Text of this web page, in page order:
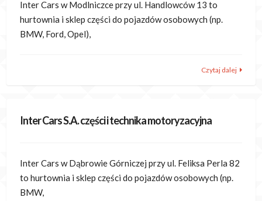
Inter Cars w Modlniczce przy ul. Handlowców 13 to
hurtownia i sklep części do pojazdów osobowych (np.
BMW, Ford, Opel),
Czytaj dalej
Inter Cars S.A. części i technika motoryzacyjna
Inter Cars w Dąbrowie Górniczej przy ul. Feliksa Perla 82
to hurtownia i sklep części do pojazdów osobowych (np.
BMW,